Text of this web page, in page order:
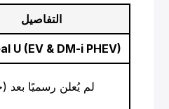
التفاصيل
U (EV & DM-i PHEV)
لم يُعلن رسميًا بعد